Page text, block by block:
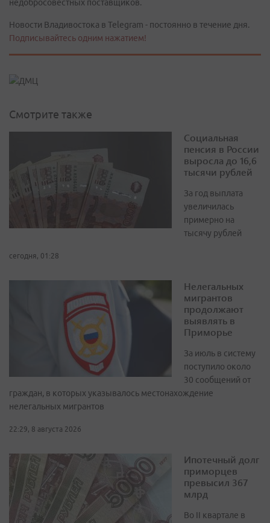
недобросовестных поставщиков.
Новости Владивостока в Telegram - постоянно в течение дня.
Подписывайтесь одним нажатием!
Смотрите также
Социальная
пенсия в России
выросла до 16,6
тысячи рублей
За год выплата
увеличилась
примерно на
тысячу рублей
сегодня, 01:28
Нелегальных
мигрантов
продолжают
выявлять в
Приморье
За июль в систему
поступило около
30 сообщений от
граждан, в которых указывалось местонахождение
нелегальных мигрантов
22:29, 8 августа 2026
Ипотечный долг
приморцев
превысил 367
млрд
Во II квартале в